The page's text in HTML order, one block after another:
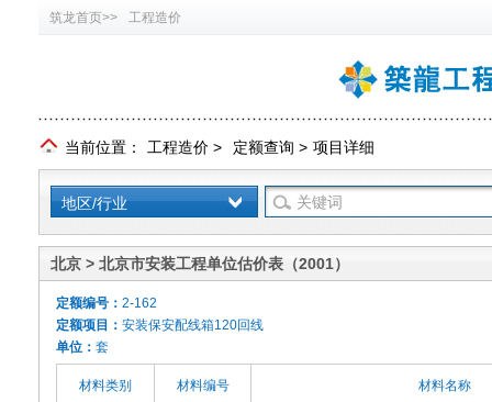
筑龙首页>> 工程造价
当前位置： 工程造价 > 定额查询 > 项目详细
地区/行业
北京 > 北京市安装工程单位估价表（2001）
定额编号： 2-162
定额项目： 安装保安配线箱120回线
单位： 套
材料类别 材料编号 材料名称